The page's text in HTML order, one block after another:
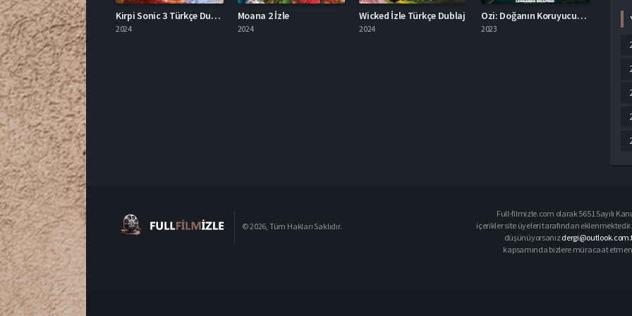
Kirpi Sonic 3 Türkçe Dublaj Full İzle
2024
Moana 2 İzle
2024
Wicked İzle Türkçe Dublaj
2024
Ozi: Doğanın Koruyucusu İzle Türkçe Dublaj
2023
© 2026, Tüm Hakları Saklıdır.
Full-filmizle.com olarak 5651 Sayılı
içerikler site üyeleri tarafından
düşünüyorsanız
kapsamında bizlere müracaat